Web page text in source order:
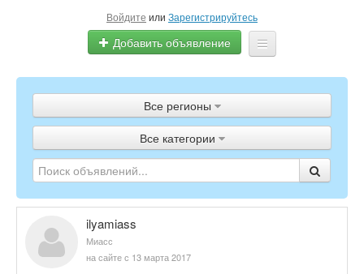
Войдите или Зарегистрируйтесь
Добавить объявление
Объявления
Полистать газету
ТВ-программа
Все регионы
Все категории
ilyamiass
Миасс
на сайте с 13 марта 2017